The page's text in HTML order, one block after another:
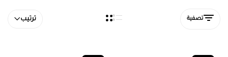
تصفية ترتيب